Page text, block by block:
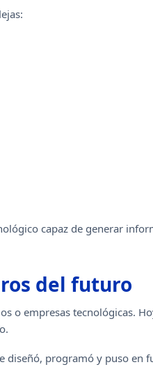
capaz de generar
del futuro
o empresas tecnológicas.
diseñó, programó y puso en